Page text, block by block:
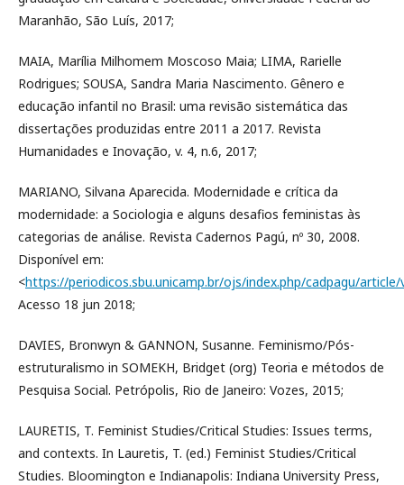
Maranhão, São Luís, 2017;
MAIA, Marília Milhomem Moscoso Maia; LIMA, Rarielle
Rodrigues; SOUSA, Sandra Maria Nascimento. Gênero e
educação infantil no Brasil: uma revisão sistemática das
dissertações produzidas entre 2011 a 2017. Revista
Humanidades e Inovação, v. 4, n.6, 2017;
MARIANO, Silvana Aparecida. Modernidade e crítica da
modernidade: a Sociologia e alguns desafios feministas às
categorias de análise. Revista Cadernos Pagú, nº 30, 2008.
Disponível em:
<https://periodicos.sbu.unicamp.br/ojs/index.php/cadpagu/
Acesso 18 jun 2018;
DAVIES, Bronwyn & GANNON, Susanne. Feminismo/Pós-
estruturalismo in SOMEKH, Bridget (org) Teoria e métodos de
Pesquisa Social. Petrópolis, Rio de Janeiro: Vozes, 2015;
LAURETIS, T. Feminist Studies/Critical Studies: Issues terms,
and contexts. In Lauretis, T. (ed.) Feminist Studies/Critical
Studies. Bloomington e Indianapolis: Indiana University Press,